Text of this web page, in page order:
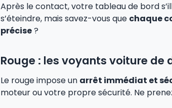
Après le contact, votre tableau de bord
s’éteindre, mais savez-vous que chaque
précise?
Rouge : les voyants voiture de
Le rouge impose un arrêt immédiat et
moteur ou votre propre sécurité. Ne